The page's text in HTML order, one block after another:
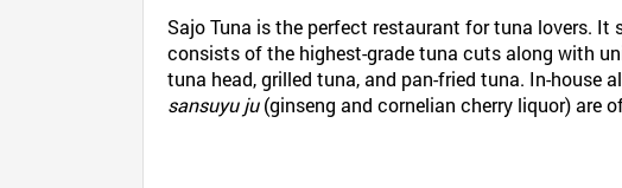
Sajo Tuna is the perfect restaurant for tuna lovers. It
consists of the highest-grade tuna cuts along with
tuna head, grilled tuna, and pan-fried tuna. In-house
sansuyu ju(ginseng and cornelian cherry liquor) are